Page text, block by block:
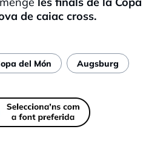
de caiac cross.
del Món Augsburg